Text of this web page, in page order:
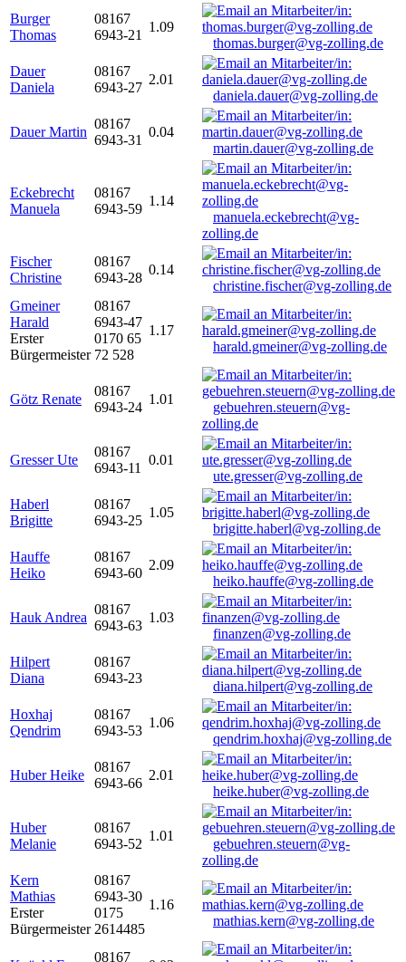
Burger
Thomas
08167
6943-21
1.09
thomas.burger@vg-zolling.de
Dauer
Daniela
08167
6943-27
2.01
daniela.dauer@vg-zolling.de
Dauer Martin
08167
6943-31
0.04
martin.dauer@vg-zolling.de
Eckebrecht
Manuela
08167
6943-59
1.14
manuela.eckebrecht@vg-
zolling.de
Fischer
Christine
08167
6943-28
0.14
christine.fischer@vg-zolling.de
Gmeiner
Harald
Erster
Bürgermeister
08167
6943-47
0170 65
72 528
1.17
harald.gmeiner@vg-zolling.de
Götz Renate
08167
6943-24
1.01
gebuehren.steuern@vg-
zolling.de
Gresser Ute
08167
6943-11
0.01
ute.gresser@vg-zolling.de
Haberl
Brigitte
08167
6943-25
1.05
brigitte.haberl@vg-zolling.de
Hauffe
Heiko
08167
6943-60
2.09
heiko.hauffe@vg-zolling.de
Hauk Andrea
08167
6943-63
1.03
finanzen@vg-zolling.de
Hilpert
Diana
08167
6943-23
diana.hilpert@vg-zolling.de
Hoxhaj
Qendrim
08167
6943-53
1.06
qendrim.hoxhaj@vg-zolling.de
Huber Heike
08167
6943-66
2.01
heike.huber@vg-zolling.de
Huber
Melanie
08167
6943-52
1.01
gebuehren.steuern@vg-
zolling.de
Kern
Mathias
Erster
Bürgermeister
08167
6943-30
0175
2614485
1.16
mathias.kern@vg-zolling.de
08167